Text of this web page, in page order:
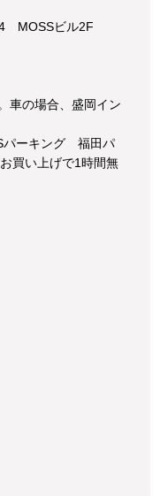
MOSSビル2F
車の場合、盛岡イン
パーキング 福田パ
買い上げで1時間無